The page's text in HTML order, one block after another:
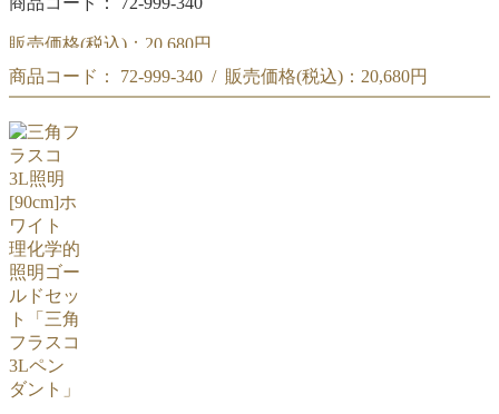
販売価格(税込)： 20,680円
50cm「三角フラスコ3Lペンダント」ホワイト セット
理化学的照明ゴールド
商品コード： 72-999-340 / 販売価格(税込)： 20,680円
50cm「三角フラスコ3Lペンダント」ホワイト セット
商品コード : 72-999-340
理化学的照明ゴールド